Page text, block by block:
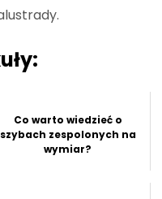
Co warto wiedzieć o
szybach zespolonych na
wymiar?